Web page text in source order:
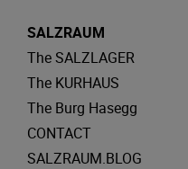
SALZRAUM
The SALZLAGER
The KURHAUS
The Burg Hasegg
CONTACT
SALZRAUM.BLOG